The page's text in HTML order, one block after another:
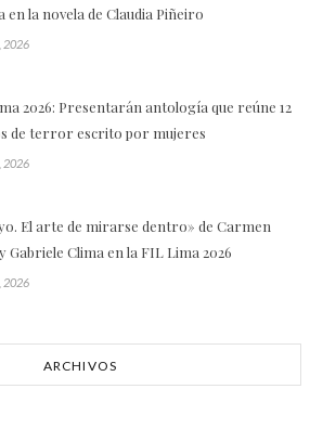
en la novela de Claudia Piñeiro
2026
2026: Presentarán antología que reúne 12
de terror escrito por mujeres
2026
El arte de mirarse dentro» de Carmen
Gabriele Clima en la FIL Lima 2026
2026
ARCHIVOS